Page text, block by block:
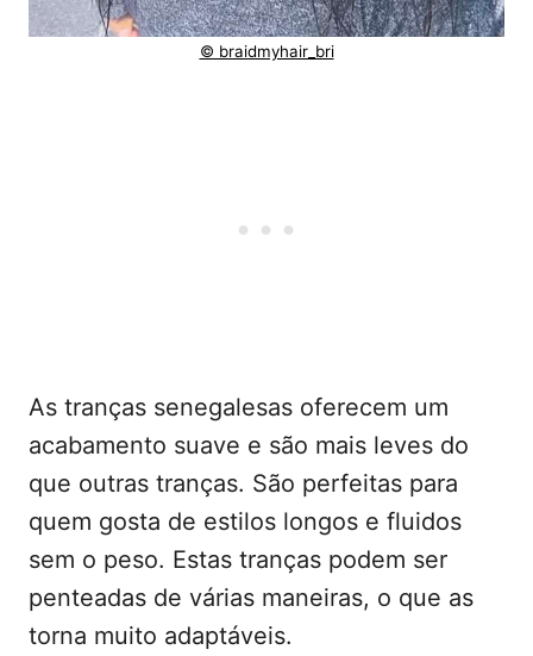
© braidmyhair_bri
As tranças senegalesas oferecem um
acabamento suave e são mais leves do
que outras tranças. São perfeitas para
quem gosta de estilos longos e fluidos
sem o peso. Estas tranças podem ser
penteadas de várias maneiras, o que as
torna muito adaptáveis.